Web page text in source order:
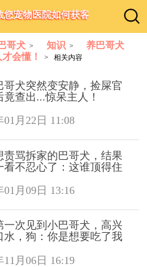
您宠物医院如何获客
哥犬 > 知识>
养巴哥犬
会懂！
> 相关内容
哥犬突然变安静，捡屎官
竟查出...惊呆主人！
01月22日 11:08
责骂拆家的巴哥犬，结果
看不忍心了：这谁顶得住
01月09日 13:16
一次见到小巴哥犬，高兴
水，狗：你是想要吃了我
11月06日 16:19